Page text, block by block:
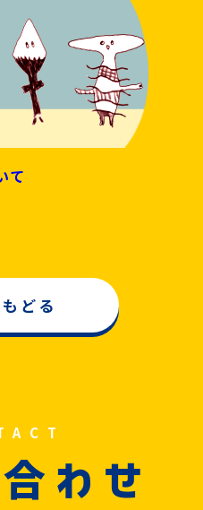
て
どる
合 わせ